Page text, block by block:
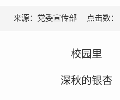
来源：党委宣传部 点击数：
校园里
深秋的银杏